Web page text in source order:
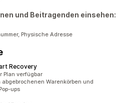
und Beitragenden einsehen:
Physische Adresse
Recovery
Plan verfügbar
Warenkörben und
ups